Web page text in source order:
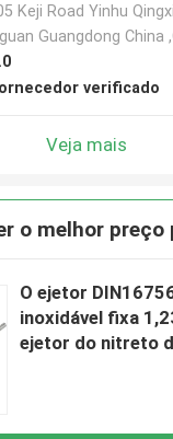
Keji Road Yinhu Qingxi
Guangdong China
verificado
Veja mais
o melhor preço
O ejetor
inoxidável fixa
ejetor do nitreto